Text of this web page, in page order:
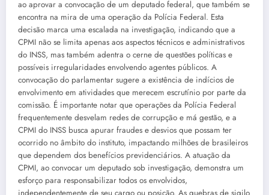
ao aprovar a convocação de um deputado federal, que também se
encontra na mira de uma operação da Polícia Federal. Esta
decisão marca uma escalada na investigação, indicando que a
CPMI não se limita apenas aos aspectos técnicos e administrativos
do INSS, mas também adentra o cerne de questões políticas e
possíveis irregularidades envolvendo agentes públicos. A
convocação do parlamentar sugere a existência de indícios de
envolvimento em atividades que merecem escrutínio por parte da
comissão. É importante notar que operações da Polícia Federal
frequentemente desvelam redes de corrupção e má gestão, e a
CPMI do INSS busca apurar fraudes e desvios que possam ter
ocorrido no âmbito do instituto, impactando milhões de brasileiros
que dependem dos benefícios previdenciários. A atuação da
CPMI, ao convocar um deputado sob investigação, demonstra um
esforço para responsabilizar todos os envolvidos,